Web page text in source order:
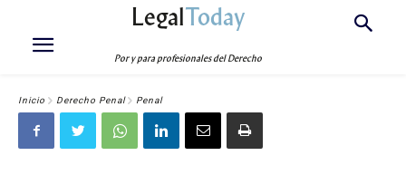
LegalToday
Por y para profesionales del Derecho
Inicio Derecho Penal Penal